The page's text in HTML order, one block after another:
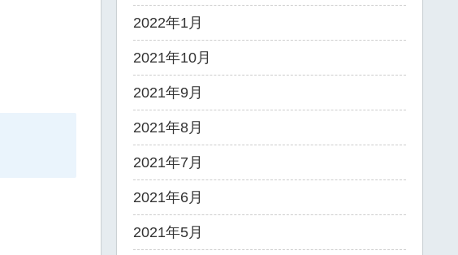
2022年1月
2021年10月
2021年9月
2021年8月
2021年7月
2021年6月
2021年5月